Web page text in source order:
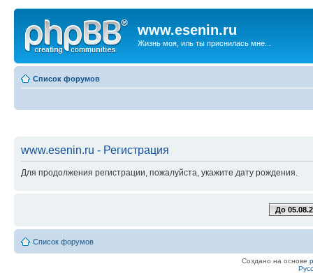
www.esenin.ru
Жизнь моя, иль ты приснилась мне...
Список форумов
www.esenin.ru - Регистрация
Для продолжения регистрации, пожалуйста, укажите дату рождения.
До
Список форумов
Создано на основе